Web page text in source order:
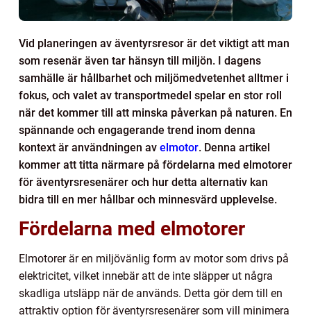
Vid planeringen av äventyrsresor är det viktigt att man
som resenär även tar hänsyn till miljön. I dagens
samhälle är hållbarhet och miljömedvetenhet alltmer i
fokus, och valet av transportmedel spelar en stor roll
när det kommer till att minska påverkan på naturen. En
spännande och engagerande trend inom denna
kontext är användningen av elmotor. Denna artikel
kommer att titta närmare på fördelarna med elmotorer
för äventyrsresenärer och hur detta alternativ kan
bidra till en mer hållbar och minnesvärd upplevelse.
Fördelarna med elmotorer
Elmotorer är en miljövänlig form av motor som drivs på
elektricitet, vilket innebär att de inte släpper ut några
skadliga utsläpp när de används. Detta gör dem till en
attraktiv option för äventyrsresenärer som vill minimera